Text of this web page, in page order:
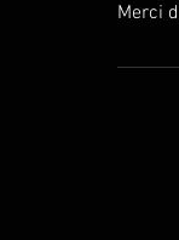
Merci